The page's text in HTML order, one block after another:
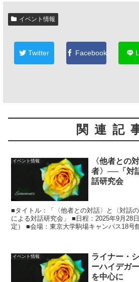
イベント情報
Twitter Facebook
関連記
イベント情報
〈他者との
者〉──「対
話研究会
■タイトル：「〈他者との対話〉と〈対話
による対話研究会」 ■日程：2025年9月28
定） ■会場：東京大学駒場キャンパス18号
イベント情報
ライナー・
ーハイデガ
を中心に